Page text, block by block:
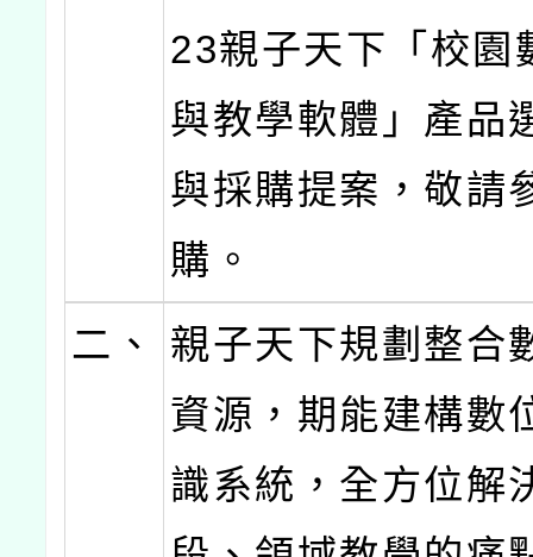
23親子天下「校園
與教學軟體」產品
與採購提案，敬請
購。
二、
親子天下規劃整合
資源，期能建構數
識系統，全方位解